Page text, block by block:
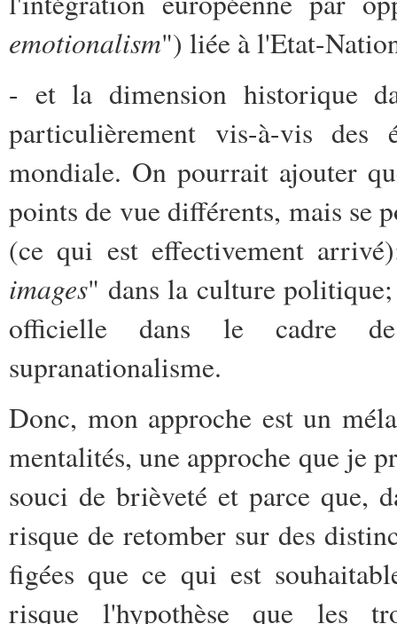
emotionalism") liée à l'Etat-
- et la dimension historique
particulièrement vis-à-vis des
mondiale. On pourrait ajouter
points de vue différents, mais se
(ce qui est effectivement
images" dans la culture
officielle dans le cadre
supranationalisme.
Donc, mon approche est un
mentalités, une approche que je
souci de brièveté et parce que,
risque de retomber sur des
figées que ce qui est
risque l'hypothèse que les